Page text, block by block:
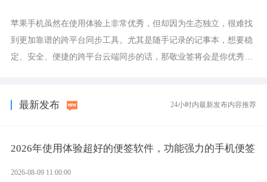
苹果手机虽然在使用体验上非常优秀，但却因为生态独立，很难找
到更加靠谱的跨平台同步工具。尤其是随手记录的记事本，想要稳
定、安全、便捷的跨平台云端同步的话，那敬业签将会是你优秀的
最新发布 24小时内最新发布内容推荐
2026年使用体验超好的便签软件，功能强力的手机便签
2026-08-09 11:00:00